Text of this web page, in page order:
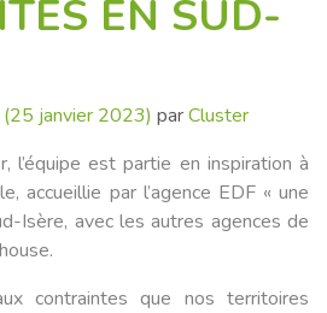
EN SUD-
(25 janvier 2023) parCluster
l’équipe est partie en inspiration à
accueillie par l’agence EDF « une
Isère, avec les autres agences de
contraintes que nos territoires